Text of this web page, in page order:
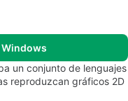
un conjunto de lenguajes
reproduzcan gráficos 2D